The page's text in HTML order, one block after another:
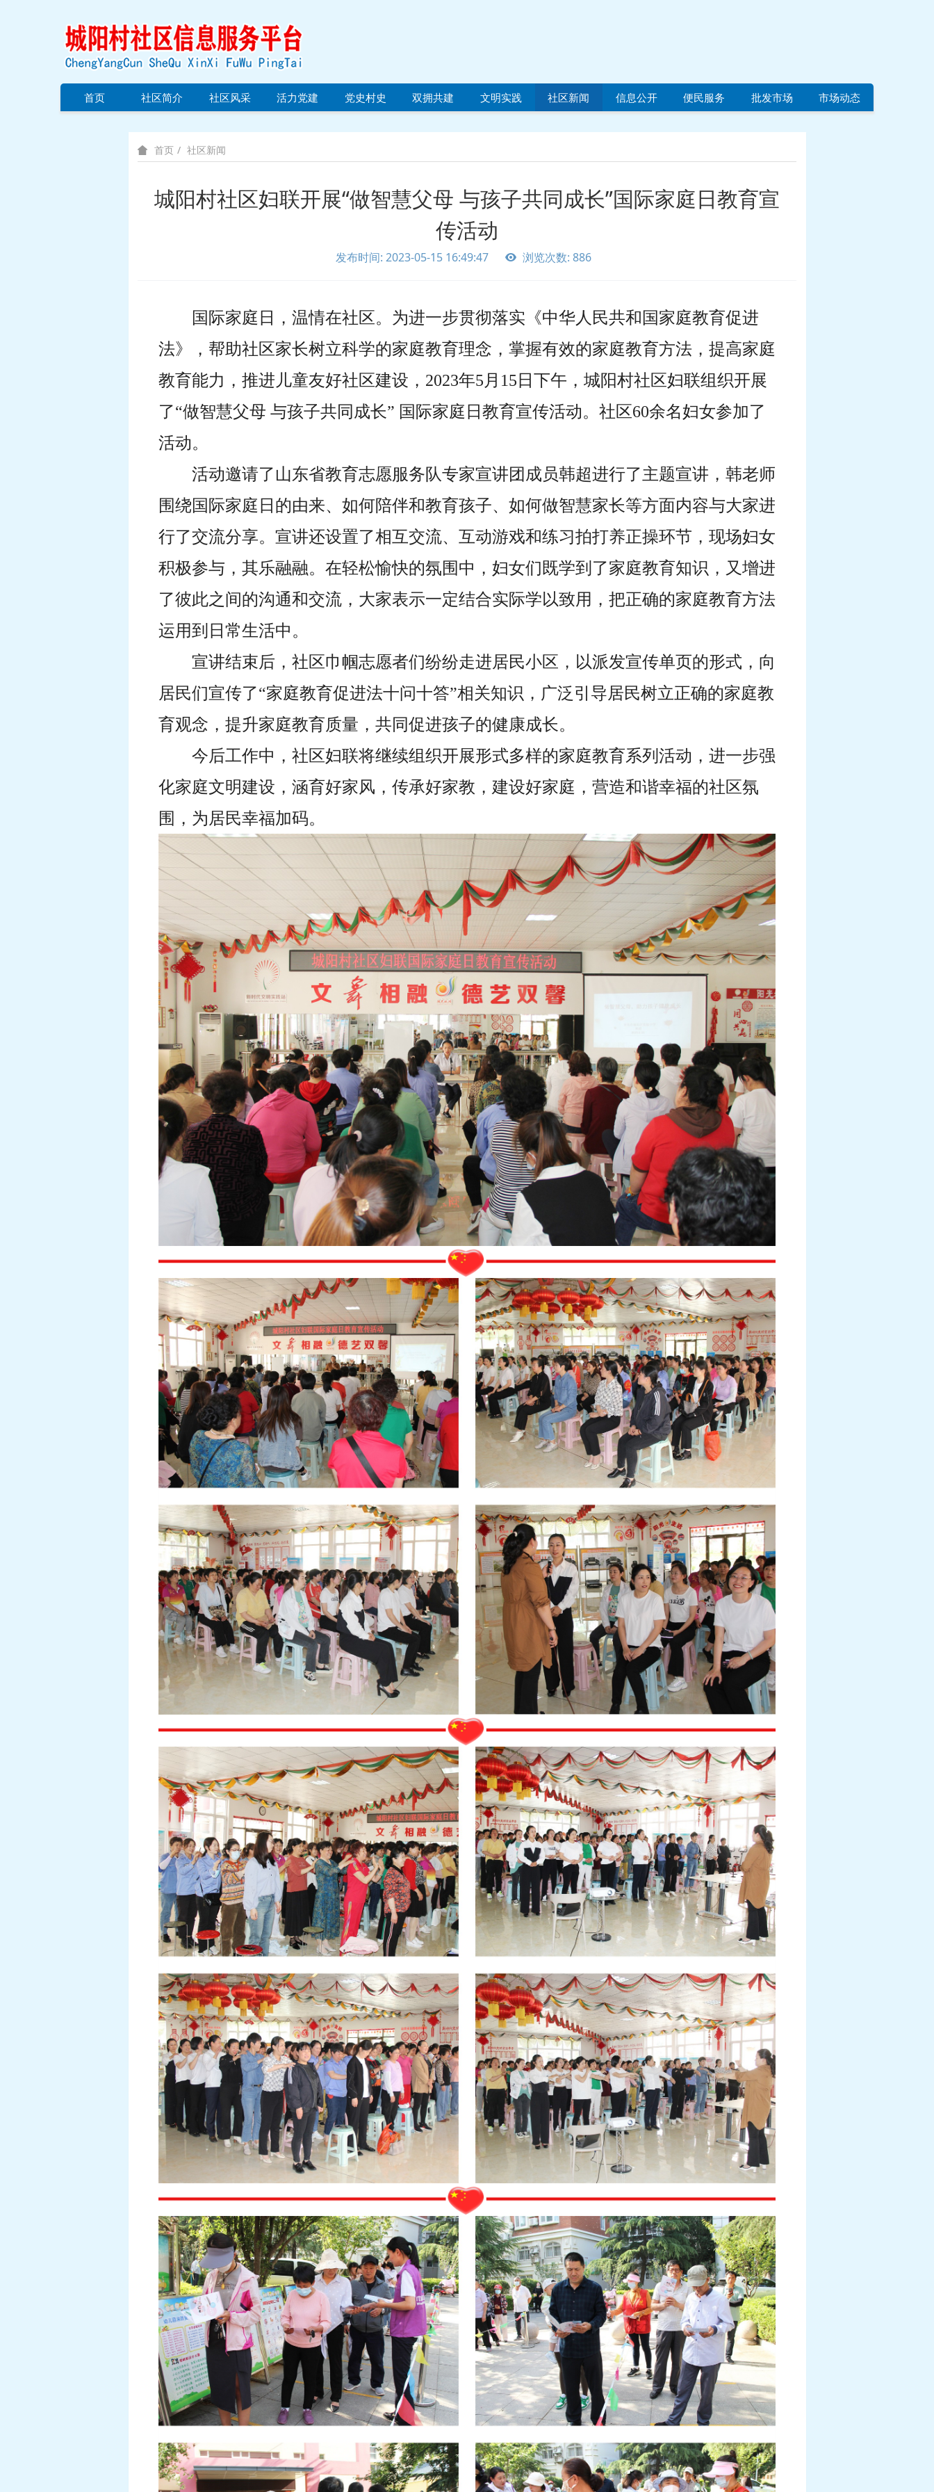
首页 社区简介 社区风采 活力党建 党史村史 双拥共建 文明实践 社区新闻 信息公开 便民服务 批发市场 市场动态
首页 社区新闻
城阳村社区妇联开展“做智慧父母 与孩子共同成长”国际家庭日教育宣
传活动
发布时间: 2023-05-15 16:49:47 浏览次数: 886
国际家庭日，温情在社区。为进一步贯彻落实《中华人民共和国家庭教育促进
法》，帮助社区家长树立科学的家庭教育理念，掌握有效的家庭教育方法，提高家庭
教育能力，推进儿童友好社区建设， 2023年5 月 15 日下午，城阳村社区妇联组织开展
了“做智慧父母 与孩子共同成长” 国际家庭日教育宣传活动。社区60余名妇女参加了
活动。
活动邀请了山东省教育志愿服务队专家宣讲团成员韩超进行了主题宣讲，韩老师
围绕国际家庭日的由来、如何陪伴和教育孩子、如何做智慧家长等方面内容与大家进
行了交流分享。宣讲还设置了相互交流、互动游戏和练习拍打养正操环节，现场妇女
积极参与，其乐融融。在轻松愉快的氛围中，妇女们既学到了家庭教育知识，又增进
了彼此之间的沟通和交流，大家表示一定结合实际学以致用，把正确的家庭教育方法
运用到日常生活中。
宣讲结束后，社区巾帼志愿者们纷纷走进居民小区，以派发宣传单页的形式，向
居民们宣传了“家庭教育促进法十问十答”相关知识，广泛引导居民树立正确的家庭教
育观念，提升家庭教育质量，共同促进孩子的健康成长。
今后工作中，社区妇联将继续组织开展形式多样的家庭教育系列活动，进一步强
化家庭文明建设，涵育好家风，传承好家教，建设好家庭，营造和谐幸福的社区氛
围，为居民幸福加码。